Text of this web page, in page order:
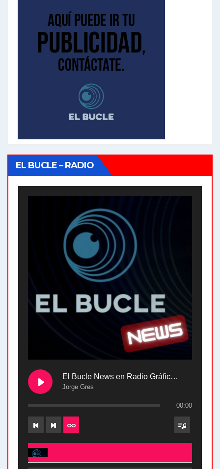
EL BUCLE – RADIO
El Bucle News en Radio Gráfica. Bloque 2 . 28.04.24
Jorge Gres
00:00
El Bucle News en Radio Gráfica. Bloque 2 . 28.04.24 - Jorge Gres